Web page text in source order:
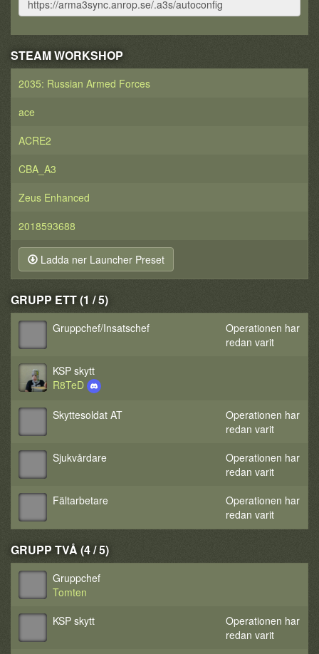
STEAM WORKSHOP
2035: Russian Armed Forces
ace
ACRE2
CBA_A3
Zeus Enhanced
2018593688
Ladda ner Launcher Preset
GRUPP ETT (1 / 5)
Gruppchef/Insatschef
Operationen har
redan varit
KSP skytt
R8TeD
Skyttesoldat AT
Operationen har
redan varit
Sjukvårdare
Operationen har
redan varit
Fältarbetare
Operationen har
redan varit
GRUPP TVÅ (4 / 5)
Gruppchef
Tomten
KSP skytt
Operationen har
redan varit